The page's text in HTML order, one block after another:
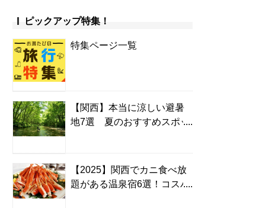
ピックアップ特集！
特集ページ一覧
【関西】本当に涼しい避暑
地7選 夏のおすすめスポッ
【2025】関西でカニ食べ放
題がある温泉宿6選！コスパ